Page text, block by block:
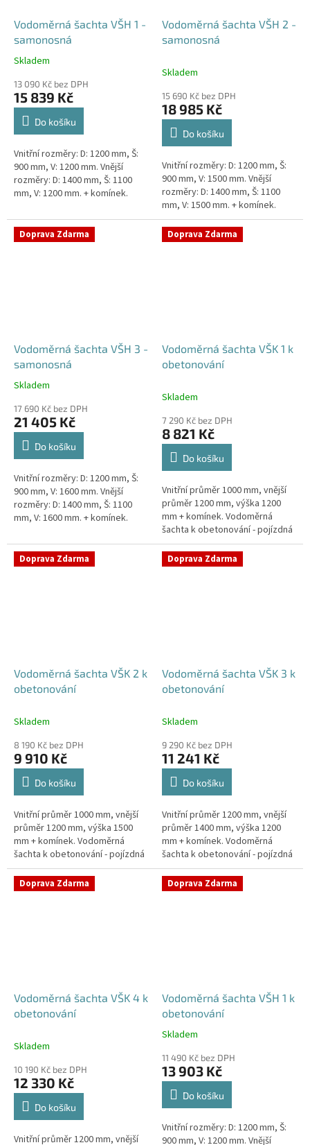
Vodoměrná šachta VŠH 1 -
samonosná
Průměrné
produktu
je
4,6
hvězdiček.
Skladem
13 090 Kč bez DPH
15 839 Kč
Do košíku
Vnitřní rozměry: D: 1200 mm, Š:
900 mm, V: 1200 mm. Vnější
rozměry: D: 1400 mm, Š: 1100
mm, V: 1200 mm. + komínek.
bez obetonováníStandardní...
Vodoměrná šachta VŠH 2 -
samonosná
Skladem
15 690 Kč bez DPH
18 985 Kč
Do košíku
Vnitřní rozměry: D: 1200 mm, Š:
900 mm, V: 1500 mm. Vnější
rozměry: D: 1400 mm, Š: 1100
mm, V: 1500 mm. + komínek.
Samonosná vodoměrná šachta -
bez obetonováníStandardní...
Doprava Zdarma
Vodoměrná šachta VŠH 3 -
samonosná
Průměrné
produktu
je
5,0
hvězdiček.
Skladem
17 690 Kč bez DPH
21 405 Kč
Do košíku
Vnitřní rozměry: D: 1200 mm, Š:
900 mm, V: 1600 mm. Vnější
rozměry: D: 1400 mm, Š: 1100
mm, V: 1600 mm. + komínek.
bez obetonováníStandardní...
Doprava Zdarma
Vodoměrná šachta VŠK 1 k
obetonování
Skladem
7 290 Kč bez DPH
8 821 Kč
Do košíku
Vnitřní průměr 1000 mm, vnější
průměr 1200 mm, výška 1200
mm + komínek. Vodoměrná
šachta k obetonování - pojízdná
i pod parkovací stáníStandardní
prostupy šachty DN32 (jiné na...
Doprava Zdarma
Vodoměrná šachta VŠK 2 k
obetonování
Skladem
8 190 Kč bez DPH
9 910 Kč
Do košíku
Vnitřní průměr 1000 mm, vnější
průměr 1200 mm, výška 1500
mm + komínek. Vodoměrná
šachta k obetonování - pojízdná
i pod parkovací stáníStandardní
prostupy šachty DN32 (jiné na...
Doprava Zdarma
Vodoměrná šachta VŠK 3 k
obetonování
Skladem
9 290 Kč bez DPH
11 241 Kč
Do košíku
Vnitřní průměr 1200 mm, vnější
průměr 1400 mm, výška 1200
mm + komínek. Vodoměrná
šachta k obetonování - pojízdná
i pod parkovací stáníStandardní
prostupy šachty DN32 (jiné na...
Doprava Zdarma
Vodoměrná šachta VŠK 4 k
obetonování
Skladem
10 190 Kč bez DPH
12 330 Kč
Do košíku
Vnitřní průměr 1200 mm, vnější
Doprava Zdarma
Vodoměrná šachta VŠH 1 k
obetonování
Průměrné
produktu
je
5,0
hvězdiček.
Skladem
11 490 Kč bez DPH
13 903 Kč
Do košíku
Vnitřní rozměry: D: 1200 mm, Š:
900 mm, V: 1200 mm. Vnější